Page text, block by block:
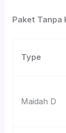
Paket Tanpa
Type
Maidah D